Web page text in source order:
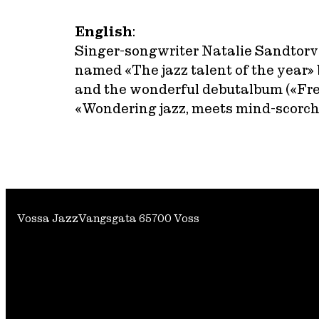
English:
Singer-songwriter Natalie
named «The jazz talent of the
and the wonderful debutalbum
«Wondering jazz, meets mind-
Vossa JazzVangsgata 65700 Voss